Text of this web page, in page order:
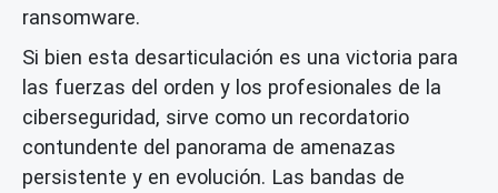
ransomware.
Si bien esta desarticulación es una victoria para
las fuerzas del orden y los profesionales de la
ciberseguridad, sirve como un recordatorio
contundente del panorama de amenazas
persistente y en evolución. Las bandas de